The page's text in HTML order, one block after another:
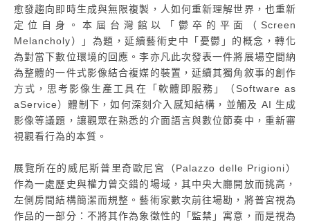
愈發趨向即時生成與無限複製，人如何重新理解世界，也重新
定位自身。本屆台灣館以「鬱卒的平面（Screen
Melancholy）」為題，延續藝術史中「憂鬱」的概念，轉化
為對當下數位環境的回應。李亦凡此次發表一件將展場空間納
為整體的一件式影像結合複媒的裝置，延續其獨角敘事的創作
方式，思考影像生產工具在「軟體即服務」（Software as
aService）體制下，如何深刻介入感知結構，並觸及 AI 生成
影像等議題，讓觀眾在熟悉的介面語言與數位節奏中，重新審
視觀看行為的本質。
展覽所在的威尼斯普里奇歐尼宮（Palazzo delle Prigioni）
作為一處歷史與權力曾交錯的場域，其中央大廳開放而挑高，
左側房間結構簡潔而規整。藝術家數次前往場勘，將普宮視為
作品的一部分：不將其作為象徵性的「監禁」寓意，而是視為